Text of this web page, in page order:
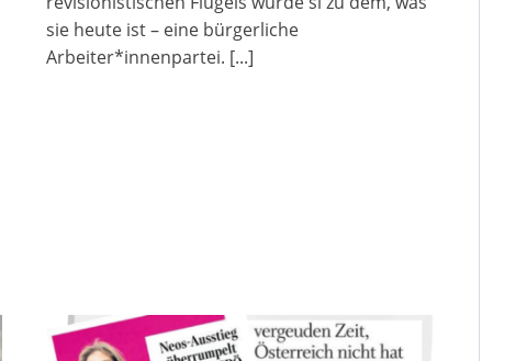
sie heute ist – eine bürgerliche
Arbeiter*innenpartei. [...]